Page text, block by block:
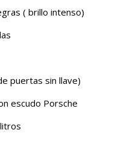
( brillo intenso)
puertas sin llave)
escudo Porsche